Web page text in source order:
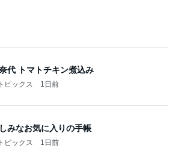
娘が行きたくない韓国旅行
ピックス 2日前
ド松下のなんでもプレゼン！
ピックス 4時間前